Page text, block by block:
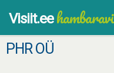
Visiit.eehambaravi
PHR OÜ